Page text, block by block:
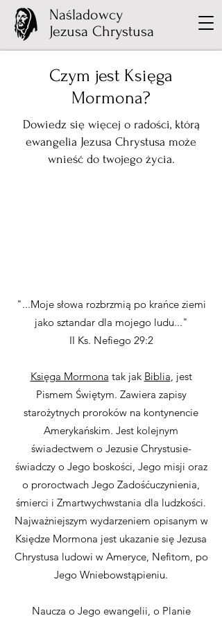
Naśladowcy
Jezusa Chrystusa
Czym jest Księga
Mormona?
Dowiedz się więcej o radości, którą
ewangelia Jezusa Chrystusa może
wnieść do twojego życia.
"...Moje słowa rozbrzmią po krańce ziemi
jako sztandar dla mojego ludu..."
II Ks. Nefiego 29:2
Księga Mormona tak jak Biblia, jest
Pismem Świętym. Zawiera zapisy
starożytnych proroków na kontynencie
Amerykańskim. Jest kolejnym
świadectwem o Jezusie Chrystusie-
świadczy o Jego boskości, Jego misji oraz
o proroctwach Jego Zadośćuczynienia,
śmierci i Zmartwychwstania dla ludzkości.
Najważniejszym wydarzeniem opisanym w
Księdze Mormona jest ukazanie się Jezusa
Chrystusa ludowi w Ameryce, Nefitom, po
Jego Wniebowstąpieniu.
Naucza o Jego ewangelii, o Planie